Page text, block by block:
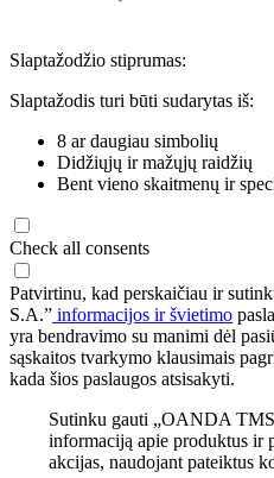
Slaptažodžio stiprumas:
Slaptažodis turi būti sudarytas iš:
8 ar daugiau simbolių
Didžiųjų ir mažųjų raidžių
Bent vieno skaitmenų ir
Check all consents
Patvirtinu, kad perskaičiau ir
S.A.” informacijos ir švietimo
yra bendravimo su manimi dėl
sąskaitos tvarkymo klausimais
kada šios paslaugos atsisakyti.
Sutinku gauti „OANDA
informaciją apie produktus ir
akcijas, naudojant pateiktus